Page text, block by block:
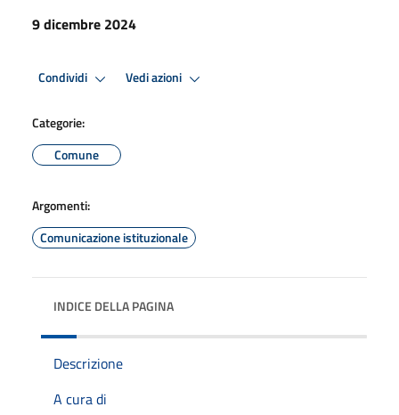
9 dicembre 2024
Condividi Vedi azioni
Categorie:
Comune
Argomenti:
Comunicazione istituzionale
INDICE DELLA PAGINA
Descrizione
A cura di